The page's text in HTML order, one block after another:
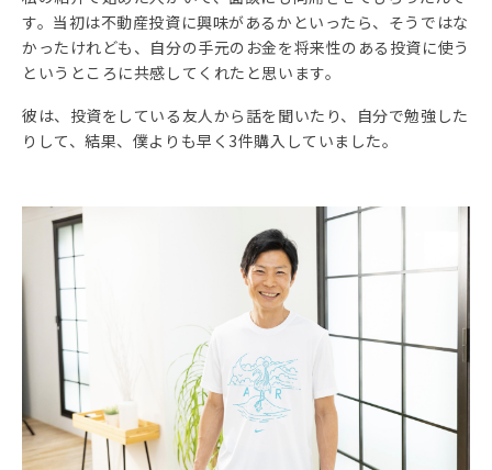
す。当初は不動産投資に興味があるかといったら、そうではな
かったけれども、自分の手元のお金を将来性のある投資に使う
というところに共感してくれたと思います。
彼は、投資をしている友人から話を聞いたり、自分で勉強した
りして、結果、僕よりも早く3件購入していました。